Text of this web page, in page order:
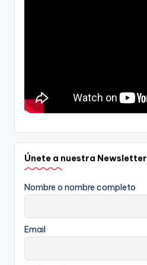
Únete a nuestra Newsletter
Nombre o nombre completo
Email